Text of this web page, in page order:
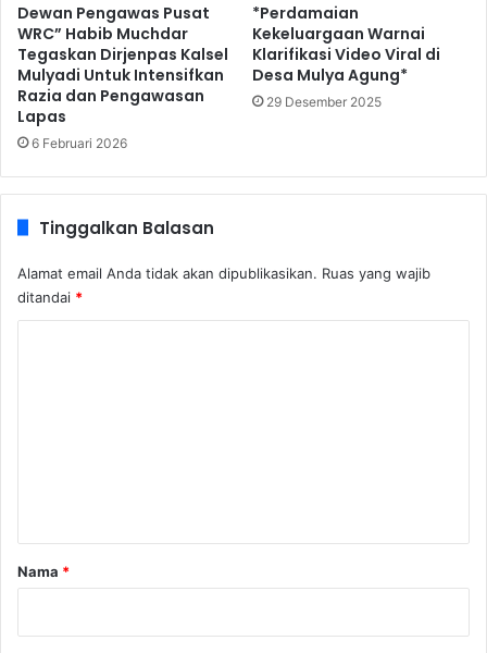
Dewan Pengawas Pusat
WRC” Habib Muchdar
Tegaskan Dirjenpas Kalsel
Mulyadi Untuk Intensifkan
Razia dan Pengawasan
Lapas
6 Februari 2026
*Perdamaian
Kekeluargaan Warnai
Klarifikasi Video Viral di
Desa Mulya Agung*
29 Desember 2025
Tinggalkan Balasan
Alamat email Anda tidak akan dipublikasikan. Ruas yang wajib
ditandai *
rNama *